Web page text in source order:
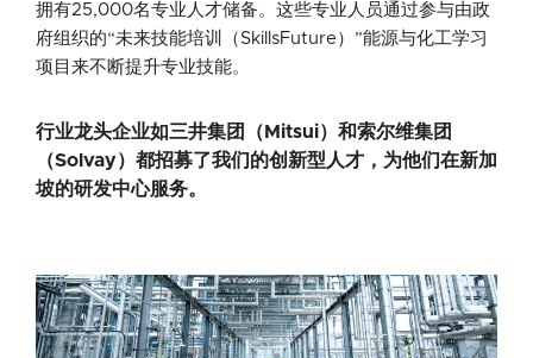
拥有25,000名专业人才储备。这些专业人员通过参与由政
府组织的“未来技能培训（SkillsFuture）”能源与化工学习
项目来不断提升专业技能。
行业龙头企业如三井集团（Mitsui）和索尔维集团
（Solvay）都招募了我们的创新型人才，为他们在新加
坡的研发中心服务。